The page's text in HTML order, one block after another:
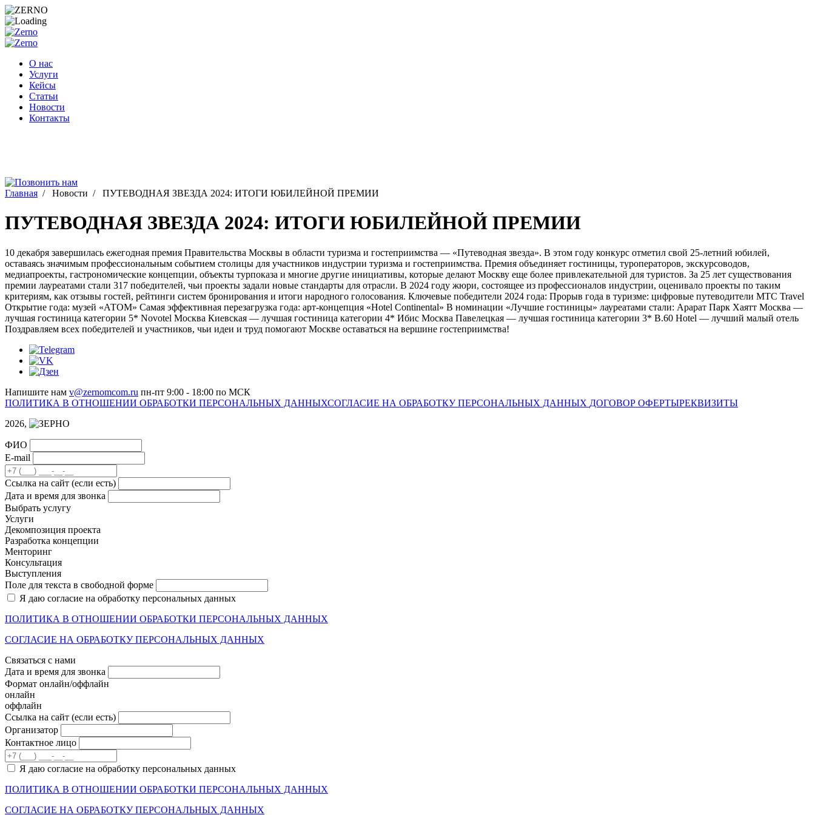
Перейти
к
О нас
Услуги
Кейсы
Статьи
Новости
Контакты
Главная / Новости / ПУТЕВОДНАЯ ЗВЕЗДА 2024: ИТОГИ ЮБИЛЕЙНОЙ ПРЕМИИ
ПУТЕВОДНАЯ ЗВЕЗДА 2024: ИТОГИ ЮБИЛЕЙНОЙ ПРЕМИИ
10 декабря завершилась ежегодная премия Правительства Москвы в области туризма и гостеприимства — «Путеводная звезда». В этом году конкурс отметил свой 25-летний юбилей,
оставаясь значимым профессиональным событием столицы для участников индустрии туризма и гостеприимства. Премия объединяет гостиницы, туроператоров, экскурсоводов,
медиапроекты, гастрономические концепции, объекты турпоказа и многие другие инициативы, которые делают Москву еще более привлекательной для туристов. За 25 лет существования
премии лауреатами стали 317 победителей, чьи проекты задали новые стандарты для отрасли. В 2024 году жюри, состоящее из профессионалов индустрии, оценивало проекты по таким
критериям, как отзывы гостей, рейтинги систем бронирования и итоги народного голосования. Ключевые победители 2024 года: Прорыв года в туризме: цифровые путеводители МТС Travel
Открытие года: музей «АТОМ» Самая эффективная перезагрузка года: арт-концепция «Hotel Continental» В номинации «Лучшие гостиницы» лауреатами стали: Арарат Парк Хаятт Москва —
лучшая гостиница категории 5* Novotel Москва Киевская — лучшая гостиница категории 4* Ибис Москва Павелецкая — лучшая гостиница категории 3* B.60 Hotel — лучший малый отель
Поздравляем всех победителей и участников, чьи идеи и труд помогают Москве оставаться на вершине гостеприимства!
Напишите нам v@zernomcom.ru пн-пт 9:00 - 18:00 по МСК
ПОЛИТИКА В ОТНОШЕНИИ ОБРАБОТКИ ПЕРСОНАЛЬНЫХ ДАННЫХСОГЛАСИЕ НА ОБРАБОТКУ ПЕРСОНАЛЬНЫХ ДАННЫХ ДОГОВОР ОФЕРТЫРЕКВИЗИТЫ
2026,
ФИО
E-mail
Cсылка на сайт (если есть)
Дата и время для звонка
Выбрать услугу
Услуги
Декомпозиция проекта
Разработка концепции
Менторинг
Консультация
Выступления
Поле для текста в свободной форме
Я даю согласие на обработку персональных данных
ПОЛИТИКА В ОТНОШЕНИИ ОБРАБОТКИ ПЕРСОНАЛЬНЫХ ДАННЫХ
СОГЛАСИЕ НА ОБРАБОТКУ ПЕРСОНАЛЬНЫХ ДАННЫХ
Связаться с нами
Дата и время для звонка
Формат онлайн/оффлайн
онлайн
оффлайн
Cсылка на сайт (если есть)
Организатор
Контактное лицо
Я даю согласие на обработку персональных данных
ПОЛИТИКА В ОТНОШЕНИИ ОБРАБОТКИ ПЕРСОНАЛЬНЫХ ДАННЫХ
СОГЛАСИЕ НА ОБРАБОТКУ ПЕРСОНАЛЬНЫХ ДАННЫХ